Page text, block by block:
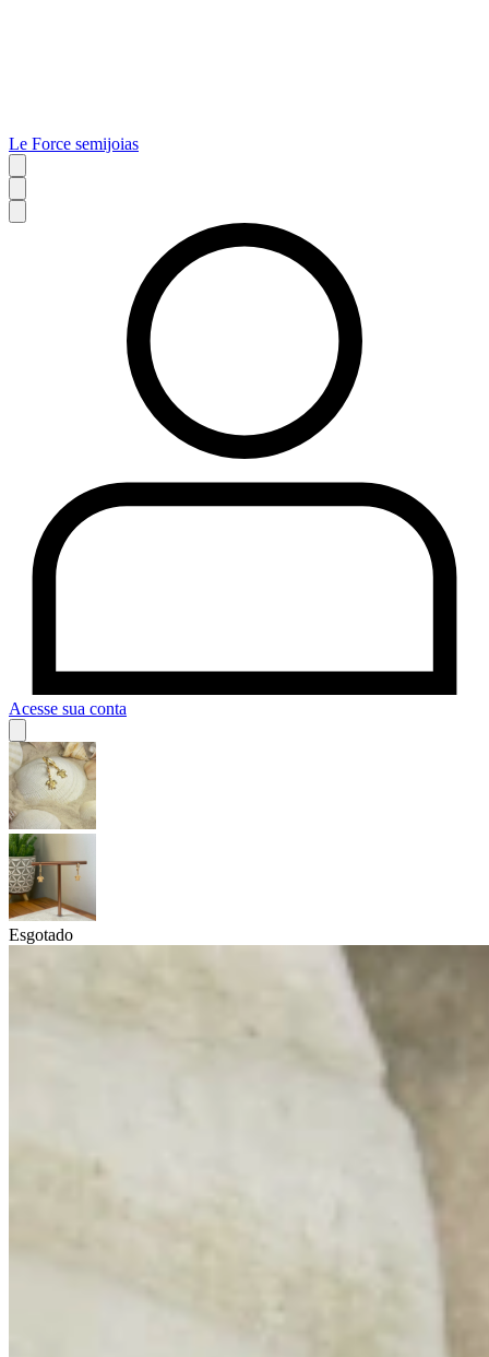
Le Force semijoias
Acesse sua conta
Esgotado